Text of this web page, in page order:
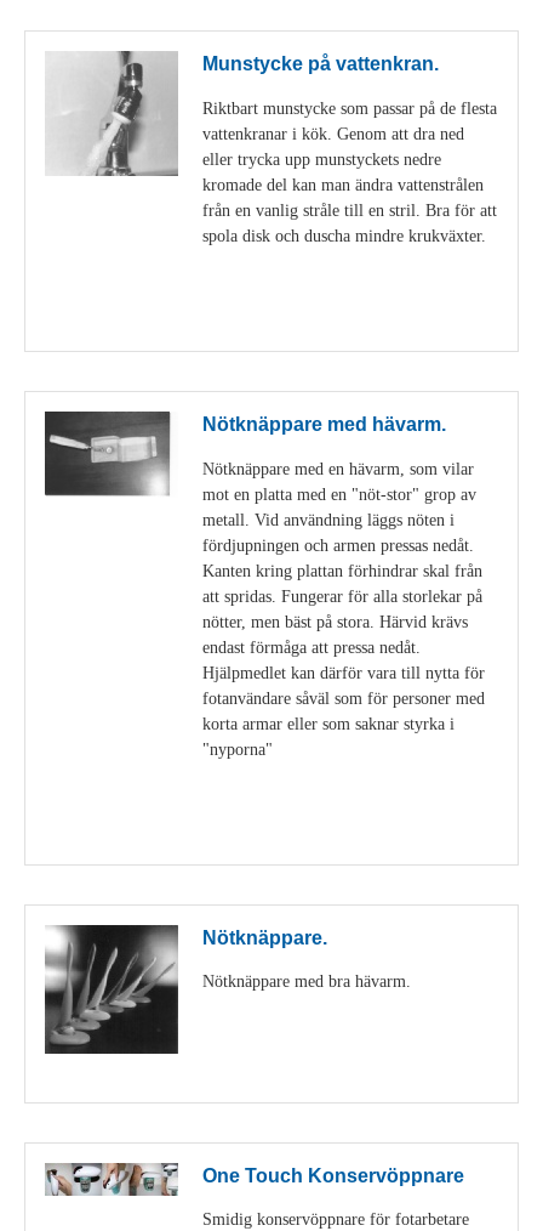
Munstycke på vattenkran.
Riktbart munstycke som passar på de flesta
vattenkranar i kök. Genom att dra ned
eller trycka upp munstyckets nedre
kromade del kan man ändra vattenstrålen
från en vanlig stråle till en stril. Bra för att
spola disk och duscha mindre krukväxter.
Nötknäppare med hävarm.
Nötknäppare med en hävarm, som vilar
mot en platta med en "nöt-stor" grop av
metall. Vid användning läggs nöten i
fördjupningen och armen pressas nedåt.
Kanten kring plattan förhindrar skal från
att spridas. Fungerar för alla storlekar på
nötter, men bäst på stora. Härvid krävs
endast förmåga att pressa nedåt.
Hjälpmedlet kan därför vara till nytta för
fotanvändare såväl som för personer med
korta armar eller som saknar styrka i
"nyporna"
Nötknäppare.
Nötknäppare med bra hävarm.
One Touch Konservöppnare
Smidig konservöppnare för fotarbetare